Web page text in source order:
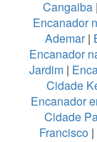
Cangaiba |
Encanador
Ademar|
Encanador
Jardim |
Cidade
Encanador
Cidade
Francisco |